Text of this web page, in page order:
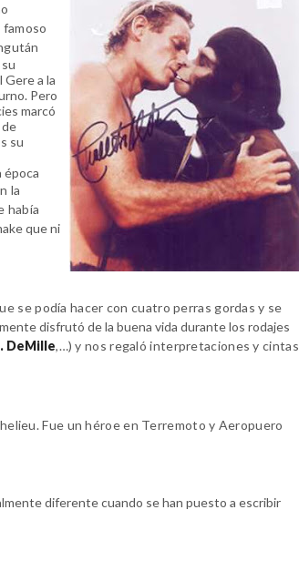
Gere a la
Pero
marcó
su
época
la
había
que ni
se podía hacer con cuatro perras gordas y se
disfrutó de la buena vida durante los rodajes
DeMille,…) y nos regaló interpretaciones y cintas
Fue un héroe en Terremoto y Aeropuero
diferente cuando se han puesto a escribir